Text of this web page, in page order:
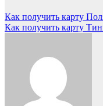
Как получить карту
Как получить карту